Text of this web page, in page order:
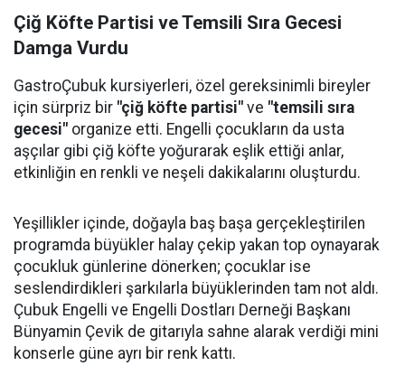
Çiğ Köfte Partisi ve Temsili Sıra Gecesi
Damga Vurdu
GastroÇubuk kursiyerleri, özel gereksinimli bireyler
için sürpriz bir "çiğ köfte partisi" ve "temsili sıra
gecesi" organize etti. Engelli çocukların da usta
aşçılar gibi çiğ köfte yoğurarak eşlik ettiği anlar,
etkinliğin en renkli ve neşeli dakikalarını oluşturdu.
Yeşillikler içinde, doğayla baş başa gerçekleştirilen
programda büyükler halay çekip yakan top oynayarak
çocukluk günlerine dönerken; çocuklar ise
seslendirdikleri şarkılarla büyüklerinden tam not aldı.
Çubuk Engelli ve Engelli Dostları Derneği Başkanı
Bünyamin Çevik de gitarıyla sahne alarak verdiği mini
konserle güne ayrı bir renk kattı.